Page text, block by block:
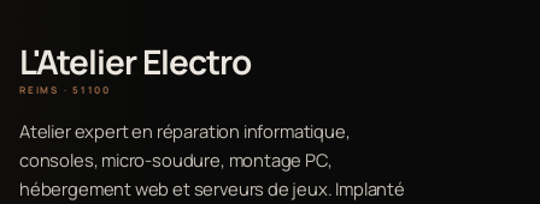
L'Atelier Electro
REIMS · 51100
Atelier expert en réparation informatique,
consoles, micro-soudure, montage PC,
hébergement web et serveurs de jeux. Implanté